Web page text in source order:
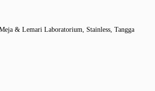
& Lemari Laboratorium, Stainless, Tangga